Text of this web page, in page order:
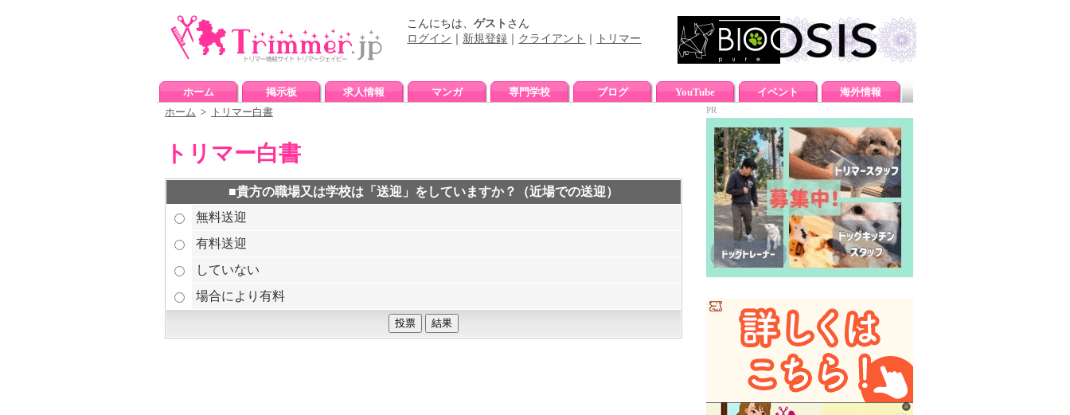
こんにちは、ゲスト さん
ログイン
新規登録 クライアント トリマー
ホーム 掲示板 求人情報 マンガ 専門学校 ブログ YouTube イベント
海外情報
ホーム > トリマー白書
トリマー白書
■貴方の職場又は学校は「送迎」をしていますか？（近場での送迎）
無料送迎
有料送迎
していない
場合により有料
PR